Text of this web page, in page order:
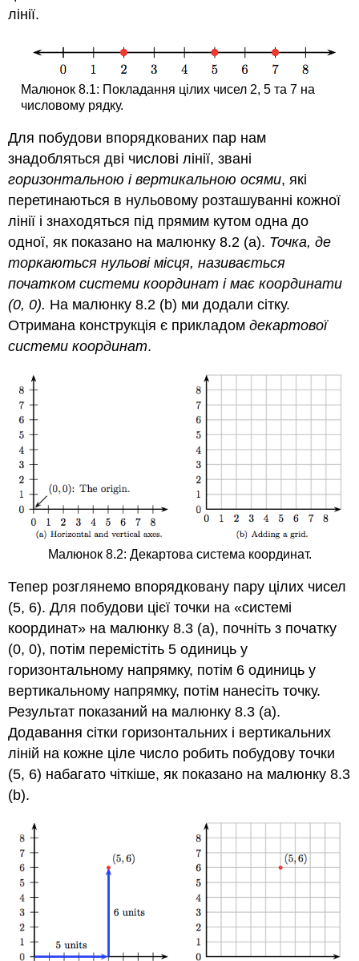
лінії.
Малюнок 8.1: Покладання цілих чисел 2, 5 та 7 на
числовому рядку.
Для побудови впорядкованих пар нам
знадобляться дві числові лінії, звані
горизонтальною і вертикальною осями, які
перетинаються в нульовому розташуванні кожної
лінії і знаходяться під прямим кутом одна до
одної, як показано на малюнку 8.2 (а). Точка, де
торкаються нульові місця, називається
початком системи координат і має координати
(0, 0). На малюнку 8.2 (b) ми додали сітку.
Отримана конструкція є прикладомдекартової
системи координат.
Малюнок 8.2: Декартова система координат.
Тепер розглянемо впорядковану пару цілих чисел
(5, 6). Для побудови цієї точки на «системі
координат» на малюнку 8.3 (a), почніть з початку
(0, 0), потім перемістіть 5 одиниць у
горизонтальному напрямку, потім 6 одиниць у
вертикальному напрямку, потім нанесіть точку.
Результат показаний на малюнку 8.3 (а).
Додавання сітки горизонтальних і вертикальних
ліній на кожне ціле число робить побудову точки
(5, 6) набагато чіткіше, як показано на малюнку 8.3
(b).